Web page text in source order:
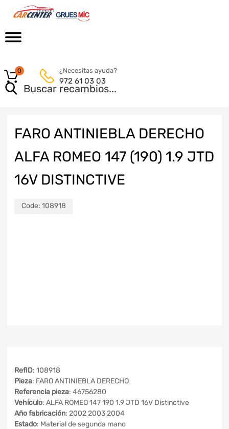
¿Necesitas ayuda?
972 61 03 03
0
FARO ANTINIEBLA DERECHO
ALFA ROMEO 147 (190) 1.9 JTD
16V DISTINCTIVE
Code: 108918
RefID: 108918
Pieza: FARO ANTINIEBLA DERECHO
Referencia pieza: 46756280
Vehículo: ALFA ROMEO 147 190 1.9 JTD 16V Distinctive
Año fabricación: 2002 2003 2004
Estado: Material de segunda mano